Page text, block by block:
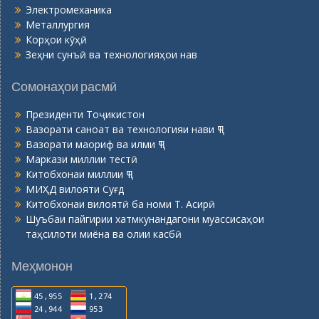
Электромеханика
Металлургия
Корҳои кӯҳӣ
Зеҳни сунъӣ ва технологияҳои нав
Сомонаҳои расмӣ
Президенти Тоҷикистон
Вазорати саноат ва технологияи нави ҶТ
Вазорати маориф ва илми ҶТ
Маркази миллии тестӣ
Китобхонаи миллии ҶТ
МИҲД вилояти Суғд
Китобхонаи вилоятӣ ба номи Т. Асирӣ
Шуъбаи пайгирии хатмкунандагони муассисаҳои
таҳсилоти миёна ва олии касбӣ
Меҳмонон